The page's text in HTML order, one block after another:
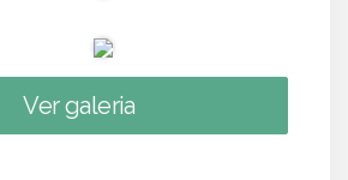
Ver galeria